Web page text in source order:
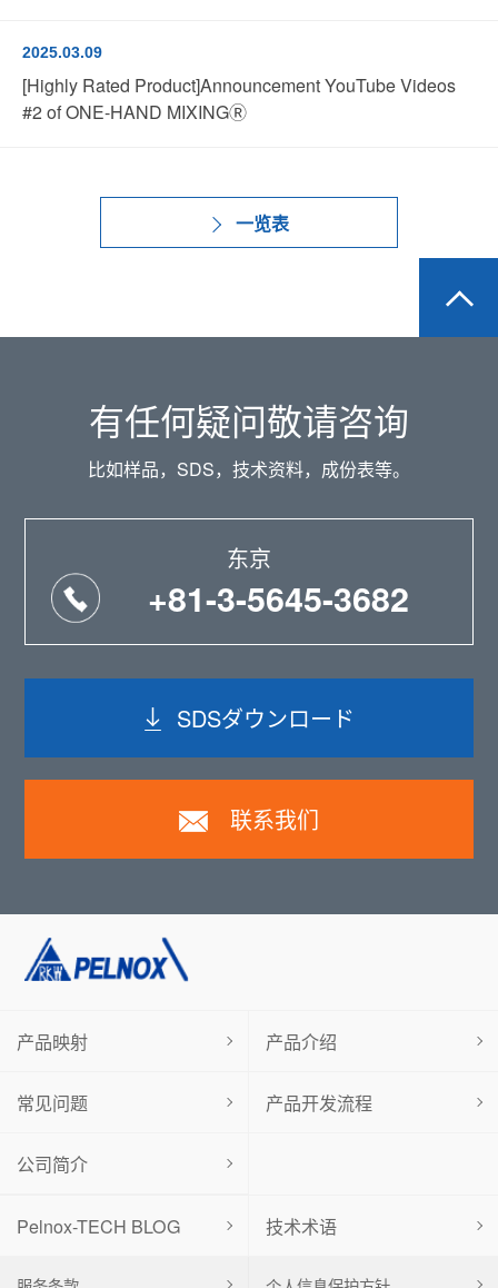
一览表
2025.03.09
[Highly Rated Product]Announcement YouTube Videos
#2 of ONE-HAND MIXINGⓇ
有任何疑问敬请咨询
比如样品，SDS，技术资料，成份表等。
东京
+81-3-5645-3682
SDSダウンロード
联系我们
Pelnox-TECH BLOG 技术术语
产品映射 产品介绍
常见问题 产品开发流程
公司简介